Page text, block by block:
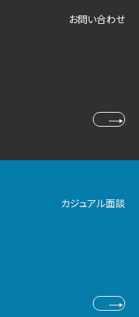
お問い合わせ
カジュアル面談